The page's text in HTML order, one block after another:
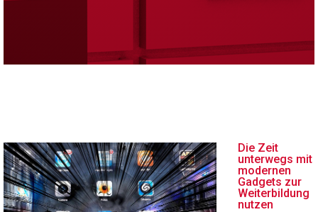
Die Zeit
unterwegs mit
modernen
Gadgets zur
Weiterbildung
nutzen